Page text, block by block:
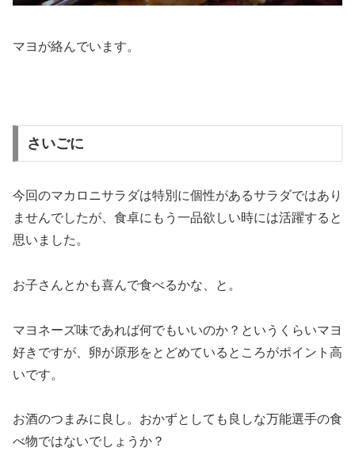
マヨが絡んでいます。
さいごに
今回のマカロニサラダは特別に個性があるサラダではあり
ませんでしたが、食卓にもう一品欲しい時には活躍すると
思いました。
お子さんとかも喜んで食べるかな、と。
マヨネーズ味であれば何でもいいのか？というくらいマヨ
好きですが、卵が原形をとどめているところがポイント高
いです。
お酒のつまみに良し。おかずとしても良しな万能選手の食
べ物ではないでしょうか？